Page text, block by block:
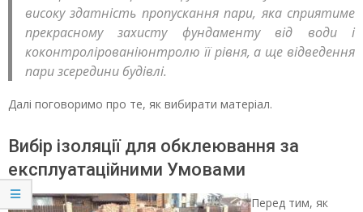
високу здатність пропускання пари, яка сприятиме
прекрасному захисту фундаменту від води і
коконтролірованіюнтролю її рівня, а ще відведення
пари зсередини будівлі.
Далі поговоримо про те, як вибирати матеріал.
Вибір ізоляції для обклеювання за
експлуатаційними Умовами
Перед тим, як